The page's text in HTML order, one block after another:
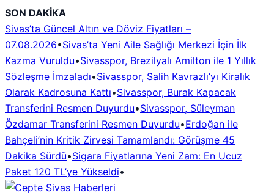
İçeriğe
geç
SON DAKİKA
Sivas’ta Güncel Altın ve Döviz Fiyatları –
07.08.2026•Sivas’ta Yeni Aile Sağlığı Merkezi İçin İlk
Kazma Vuruldu•Sivasspor, Brezilyalı Amilton ile 1 Yıllık
Sözleşme İmzaladı•Sivasspor, Salih Kavrazlı’yı Kiralık
Olarak Kadrosuna Kattı•Sivasspor, Burak Kapacak
Transferini Resmen Duyurdu•Sivasspor, Süleyman
Özdamar Transferini Resmen Duyurdu•Erdoğan ile
Bahçeli’nin Kritik Zirvesi Tamamlandı: Görüşme 45
Dakika Sürdü•Sigara Fiyatlarına Yeni Zam: En Ucuz
Paket 120 TL’ye Yükseldi•